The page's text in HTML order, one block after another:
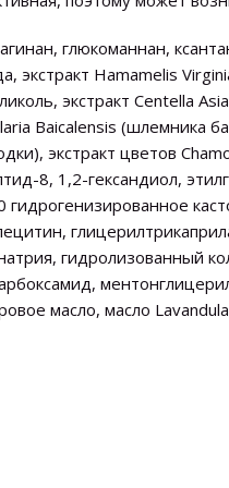
глюкоманнан,
экстракт Hamamelis
экстракт Centella
Baicalensis (шлемника
экстракт цветов
8, 1,2-гександиол,
гидролизованный
масло, масло